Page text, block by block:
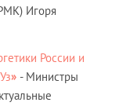
Игоря
России и
» - Министры